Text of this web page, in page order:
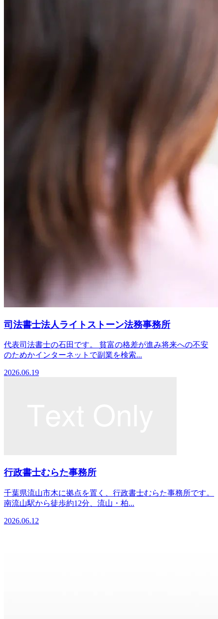
司法書士法人ライトストーン法務事務所
代表司法書士の石田です。 貧富の格差が進み将来への不安
のためかインターネットで副業を検索...
2026.06.19
行政書士むらた事務所
千葉県流山市木に拠点を置く、行政書士むらた事務所です。
南流山駅から徒歩約12分、流山・柏...
2026.06.12